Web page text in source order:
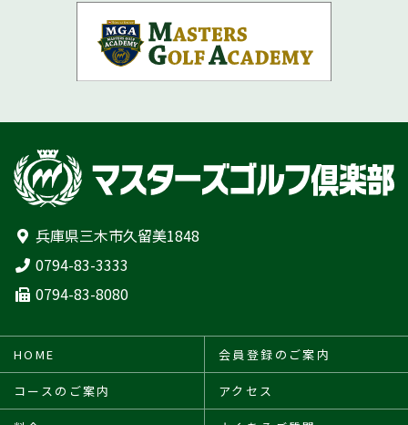
HOME
コースのご案内
会員登録のご案内
アクセス
兵庫県三木市久留美1848
0794-83-3333
0794-83-8080